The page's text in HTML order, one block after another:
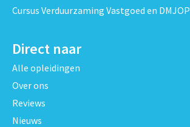
Cursus Verduurzaming Vastgoed en DMJOP
Direct naar
Alle opleidingen
Over ons
Reviews
Nieuws